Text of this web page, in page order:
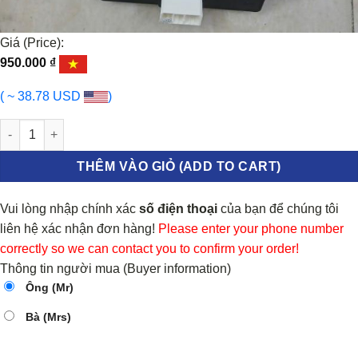
Giá (Price):
950.000 ₫
( ~ 38.78 USD )
CÔNG TẮC CHỈNH GHẾ HYUNDAI SANTAFE 2014 |
THÊM VÀO GIỎ (ADD TO CART)
Vui lòng nhập chính xác số điện thoại của bạn để chúng tôi
liên hệ xác nhận đơn hàng! Please enter your phone number
correctly so we can contact you to confirm your order!
Thông tin người mua (Buyer information)
Ông (Mr)
Bà (Mrs)